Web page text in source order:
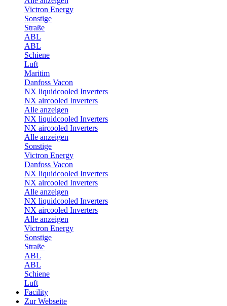
Victron Energy
Sonstige
Straße
ABL
ABL
Schiene
Luft
Maritim
Danfoss Vacon
NX liquidcooled Inverters
NX aircooled Inverters
Alle anzeigen
NX liquidcooled Inverters
NX aircooled Inverters
Alle anzeigen
Sonstige
Victron Energy
Danfoss Vacon
NX liquidcooled Inverters
NX aircooled Inverters
Alle anzeigen
NX liquidcooled Inverters
NX aircooled Inverters
Alle anzeigen
Victron Energy
Sonstige
Straße
ABL
ABL
Schiene
Luft
Facility
Zur Webseite